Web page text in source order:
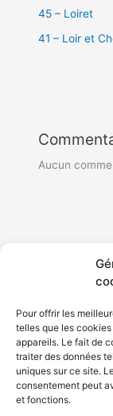
Pour offrir les
telles que les
appareils. Le fait de
traiter des données
uniques sur ce site.
consentement peut
et fonctions.
45 – Loiret
41 – Loir et
Aucun
Archives
janvier 2022